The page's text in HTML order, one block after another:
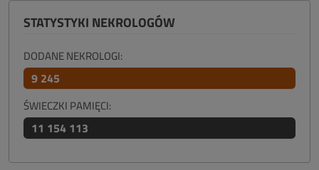
STATYSTYKI NEKROLOGÓW
DODANE NEKROLOGI:
9 245
ŚWIECZKI PAMIĘCI:
11 154 113